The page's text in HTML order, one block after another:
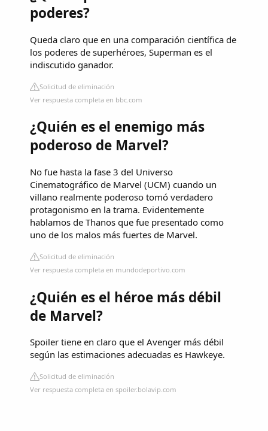
poderes?
Queda claro que en una comparación científica de
los poderes de superhéroes, Superman es el
indiscutido ganador.
Solicitud de eliminación
Ver respuesta completa en bbc.com
¿Quién es el enemigo más
poderoso de Marvel?
No fue hasta la fase 3 del Universo
Cinematográfico de Marvel (UCM) cuando un
villano realmente poderoso tomó verdadero
protagonismo en la trama. Evidentemente
hablamos de Thanos que fue presentado como
uno de los malos más fuertes de Marvel.
Solicitud de eliminación
Ver respuesta completa en mundodeportivo.com
¿Quién es el héroe más débil
de Marvel?
Spoiler tiene en claro que el Avenger más débil
según las estimaciones adecuadas es Hawkeye.
Solicitud de eliminación
Ver respuesta completa en spoiler.bolavip.com